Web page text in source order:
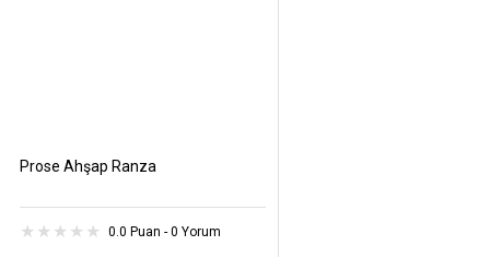
Prose Ahşap Ranza
0.0 Puan - 0 Yorum